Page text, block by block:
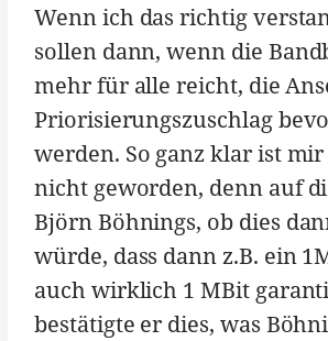
Wenn ich das richtig
sollen dann, wenn die
mehr für alle reicht, die
Priorisierungszuschlag
werden. So ganz klar ist mir
nicht geworden, denn auf
Björn Böhnings, ob dies
würde, dass dann z.B. ein
auch wirklich 1 MBit
bestätigte er dies, was